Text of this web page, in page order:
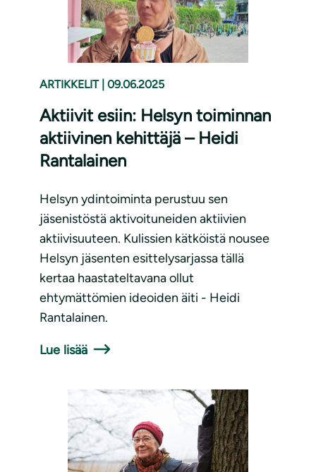
ARTIKKELIT 09.06.2025
Aktiivit esiin: Helsyn toiminnan
aktiivinen kehittäjä – Heidi
Rantalainen
Helsyn ydintoiminta perustuu sen
jäsenistöstä aktivoituneiden aktiivien
aktiivisuuteen. Kulissien kätköistä nousee
Helsyn jäsenten esittelysarjassa tällä
kertaa haastateltavana ollut
ehtymättömien ideoiden äiti - Heidi
Rantalainen.
Lue lisää